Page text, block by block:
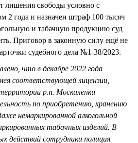
лишения свободы условно с
2 года и назначен штраф 100 тысяч
и табачную продукцию суд
Приговор в законную силу ещё не
судебного дела №1-38/2023.
что в декабре 2022 года
соответствующей лицензии,
р.п. Москаленки
по приобретению, хранению
немаркированной алкогольной
табачных изделий. В
действий сотрудники полиция